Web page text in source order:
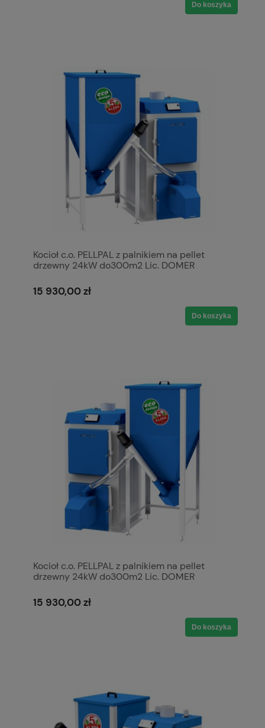
Do koszyka
Kocioł c.o. PELLPAL z palnikiem na pellet
drzewny 24kW do300m2 Lic. DOMER
stal 5mm P265GH A+ 5 klasa / Ecodesign
15 930,00 zł
Do koszyka
Kocioł c.o. PELLPAL z palnikiem na pellet
drzewny 24kW do300m2 Lic. DOMER
stal 5mm P265GH A+ 5 klasa / Ecodesign
15 930,00 zł
Do koszyka